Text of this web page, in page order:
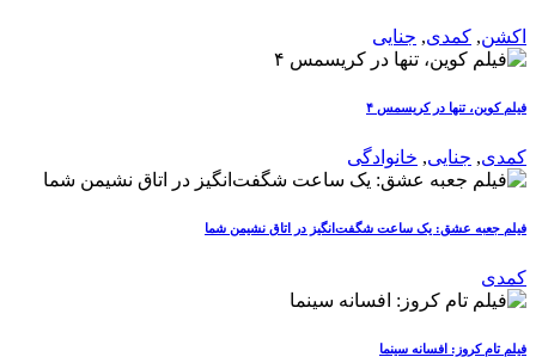
اکشن, کمدی, جنایی
فیلم کوین، تنها در کریسمس ۴
کمدی, جنایی, خانوادگی
فیلم جعبه عشق: یک ساعت شگفت‌انگیز در اتاق نشیمن شما
کمدی
فیلم تام کروز: افسانه سینما